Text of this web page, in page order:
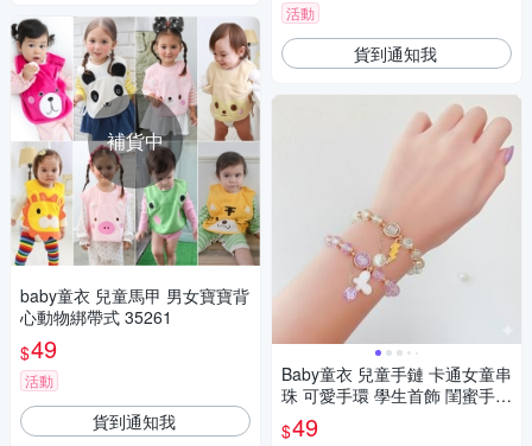
補貨中
baby童衣 兒童馬甲 男女寶寶背
心動物綁帶式 35261
$49
活動
貨到通知我
活動
貨到通知我
Baby童衣 兒童手鏈 卡通女童串
珠 可愛手環 學生首飾 閨蜜手鐲
配飾 11872
$49